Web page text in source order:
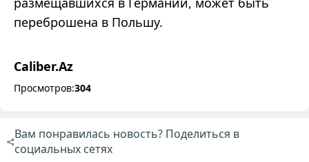
переброшена в Польшу.
Caliber.Az
Просмотров:304
Вам понравилась новость? Поделиться в
социальных сетях